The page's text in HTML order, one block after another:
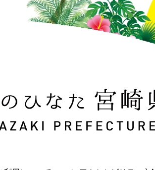
宮崎県 MIYAZAKI PREFECTURE